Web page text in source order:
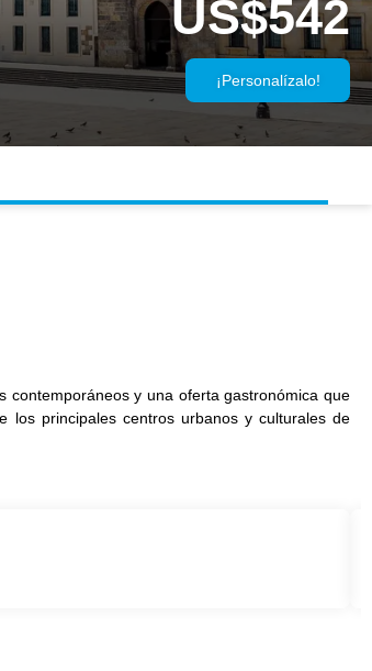
US$542
¡Personalízalo!
contemporáneos y una oferta gastronómica que
los principales centros urbanos y culturales de